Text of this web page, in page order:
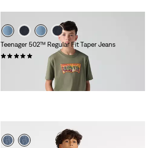
Teenager 502™ Regular Fit Taper Jeans